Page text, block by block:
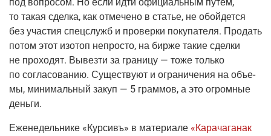
под вопро­сом. Но если идти офи­ци­аль­ным путем,
то такая сдел­ка, как отме­че­но в ста­тье, не обой­дет­ся
без уча­стия спец­служб и про­вер­ки поку­па­те­ля. Про­дать
потом этот изо­топ непро­сто, на бир­же такие сдел­ки
не про­хо­дят. Вывез­ти за гра­ни­цу — тоже толь­ко
по согла­со­ва­нию. Суще­ству­ют и огра­ни­че­ния на объ­е­
мы, мини­маль­ный закуп — 5 грам­мов, а это огром­ные
деньги.
Еже­не­дель­ни­ке «Кур­сивъ» в мате­ри­а­ле «Кара­ча­га­нак